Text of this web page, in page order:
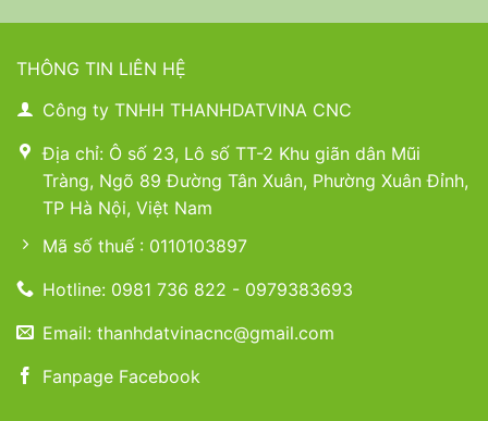
THÔNG TIN LIÊN HỆ
Công ty TNHH THANHDATVINA CNC
Địa chỉ: Ô số 23, Lô số TT-2 Khu giãn dân Mũi
Tràng, Ngõ 89 Đường Tân Xuân, Phường Xuân Đỉnh,
TP Hà Nội, Việt Nam
Mã số thuế : 0110103897
Hotline: 0981 736 822 - 0979383693
Email: thanhdatvinacnc@gmail.com
Fanpage Facebook